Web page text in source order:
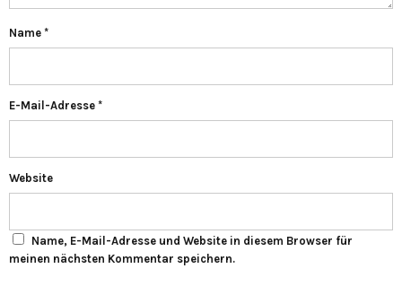
Name *
E-Mail-Adresse *
Website
Name, E-Mail-Adresse und Website in diesem Browser für
meinen nächsten Kommentar speichern.